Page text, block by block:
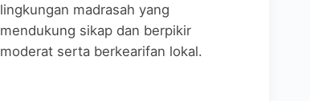
lingkungan madrasah yang
mendukung sikap dan berpikir
moderat serta berkearifan lokal.